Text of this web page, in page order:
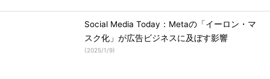
Social Media Today：Metaの「イーロン・マ
スク化」が広告ビジネスに及ぼす影響
(2025/1/9)